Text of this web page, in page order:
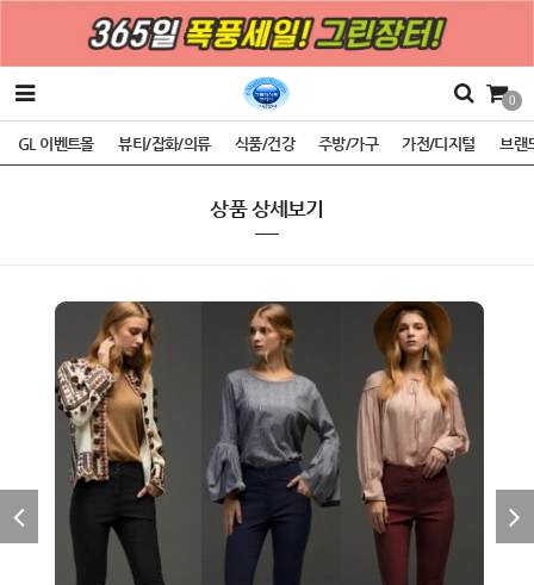
0
GL 이벤트몰 뷰티/잡화/의류 식품/건강 주방/가구 가전/디지털 브랜
상품 상세보기